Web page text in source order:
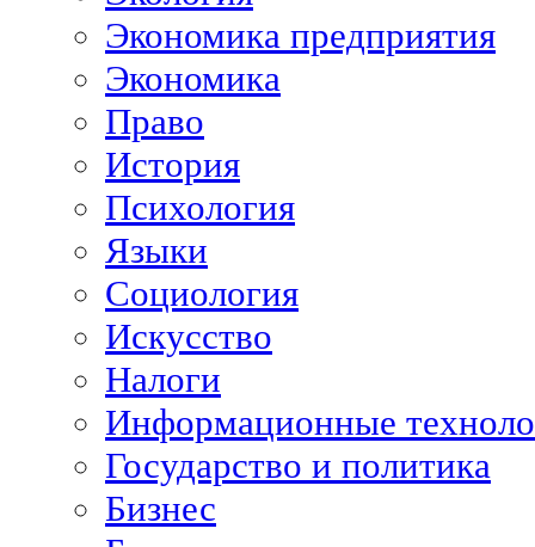
Экономика предприятия
Экономика
Право
История
Психология
Языки
Социология
Искусство
Налоги
Информационные
Государство и политика
Бизнес